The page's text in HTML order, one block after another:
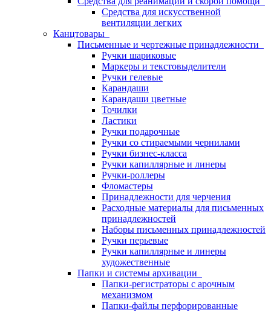
Средства для искусственной
вентиляции легких
Канцтовары
Письменные и чертежные принадлежности
Ручки шариковые
Маркеры и текстовыделители
Ручки гелевые
Карандаши
Карандаши цветные
Точилки
Ластики
Ручки подарочные
Ручки со стираемыми чернилами
Ручки бизнес-класса
Ручки капиллярные и линеры
Ручки-роллеры
Фломастеры
Принадлежности для черчения
Расходные материалы для письменных
принадлежностей
Наборы письменных принадлежностей
Ручки перьевые
Ручки капиллярные и линеры
художественные
Папки и системы архивации
Папки-регистраторы с арочным
механизмом
Папки-файлы перфорированные